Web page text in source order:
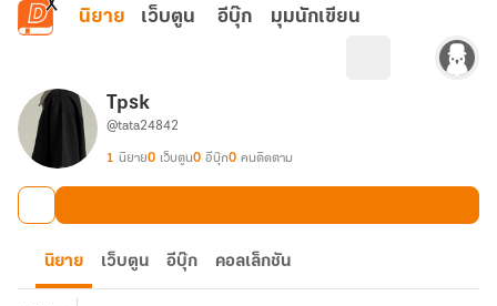
ข้ามไปยังเนื้อหาหลัก
นิยาย เว็บตูน อีบุ๊ก มุมนักเขียน
Tpsk
@tata24842
1 นิยาย0 เว็บตูน0 อีบุ๊ก0 คนติดตาม
นิยาย เว็บตูน อีบุ๊ก คอลเล็กชัน